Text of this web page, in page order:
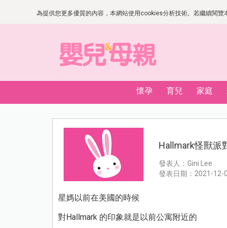
為提供您更多優質的內容，本網站使用cookies分析技術。若繼續閱
懷孕 育兒 家庭
Hallmark怪獸派
發表人：Gini Lee
發表日期：2021-12-
星媽以前在美國的時候
對Hallmark 的印象就是以前公寓附近的